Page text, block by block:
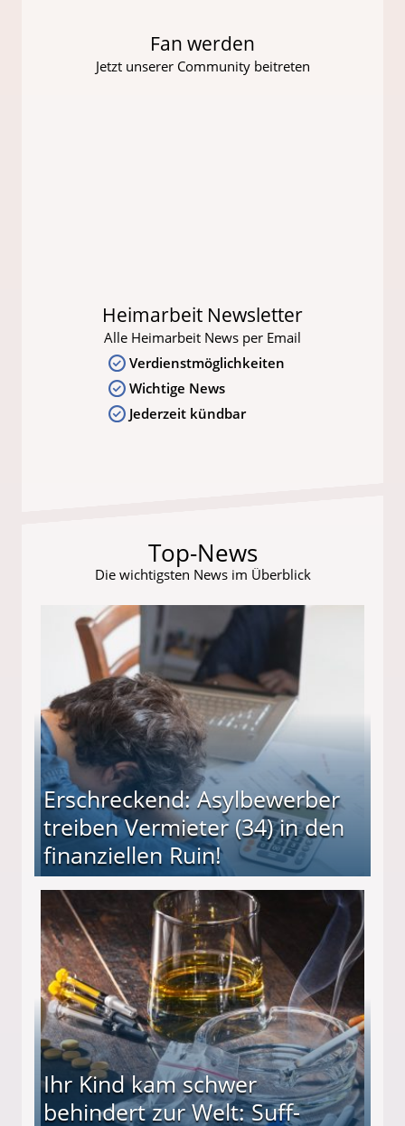
Fan werden
Jetzt unserer Community beitreten
Heimarbeit Newsletter
Alle Heimarbeit News per Email
Verdienstmöglichkeiten
Wichtige News
Jederzeit kündbar
Top-News
Die wichtigsten News im Überblick
Erschreckend: Asylbewerber
treiben Vermieter (34) in den
finanziellen Ruin!
(34) in den finanziellen Ruin!
Ihr Kind kam schwer
behindert zur Welt: Suff-